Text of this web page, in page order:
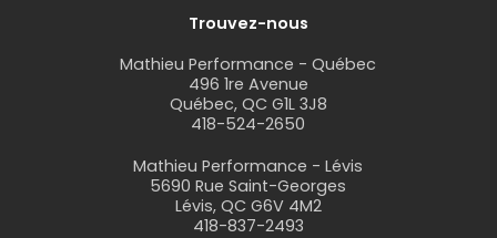
Trouvez-nous
Mathieu Performance - Québec
496 1re Avenue
Québec, QC G1L 3J8
418-524-2650
Mathieu Performance - Lévis
5690 Rue Saint-Georges
Lévis, QC G6V 4M2
418-837-2493